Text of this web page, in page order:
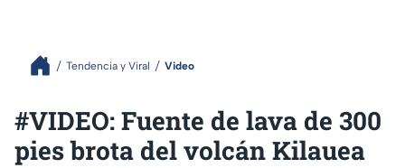
Tendencia y Viral Video
#VIDEO: Fuente de lava de 300
pies brota del volcán Kilauea